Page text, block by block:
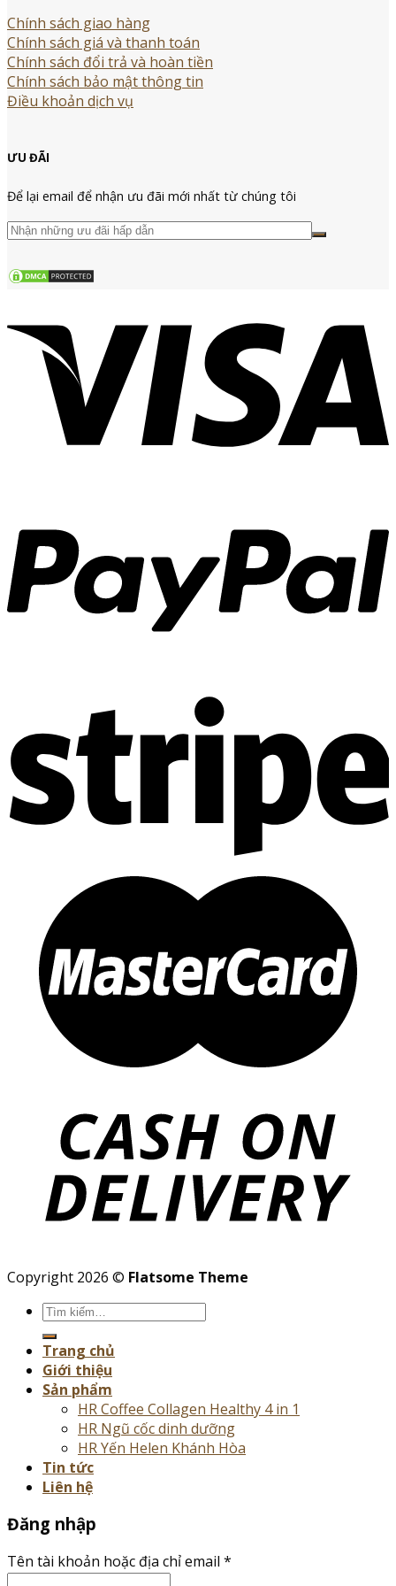
Chính sách giao hàng
Chính sách giá và thanh toán
Chính sách đổi trả và hoàn tiền
Chính sách bảo mật thông tin
Điều khoản dịch vụ
ƯU ĐÃI
Để lại email để nhận ưu đãi mới nhất từ chúng tôi
Copyright 2026 © Flatsome Theme
Tìm
kiếm:
Trang chủ
Giới thiệu
Sản phẩm
HR Coffee Collagen Healthy 4 in 1
HR Ngũ cốc dinh dưỡng
HR Yến Helen Khánh Hòa
Tin tức
Liên hệ
Đăng nhập
Tên tài khoản hoặc địa chỉ email *